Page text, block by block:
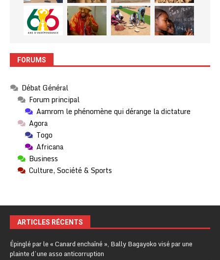
FORUMS
Débat Général
Forum principal
Aamrom le phénomène qui dérange la dictature
Agora
Togo
Africana
Business
Culture, Société & Sports
ARTICLES RÉCENTS
Épinglé par le « Canard enchaîné », Bally Bagayoko visé par une
plainte d’une asso anticorruption